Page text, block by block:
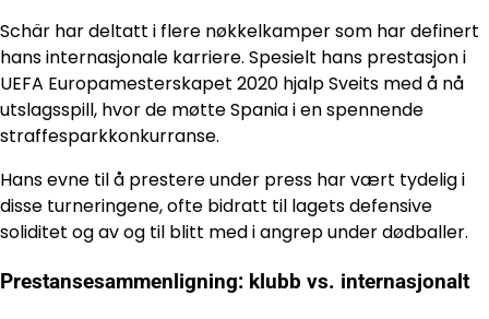
Schär har deltatt i flere nøkkelkamper som har definert
hans internasjonale karriere. Spesielt hans prestasjon i
UEFA Europamesterskapet 2020 hjalp Sveits med å nå
utslagsspill, hvor de møtte Spania i en spennende
straffesparkkonkurranse.
Hans evne til å prestere under press har vært tydelig i
disse turneringene, ofte bidratt til lagets defensive
soliditet og av og til blitt med i angrep under dødballer.
Prestansesammenligning: klubb vs. internasjonalt